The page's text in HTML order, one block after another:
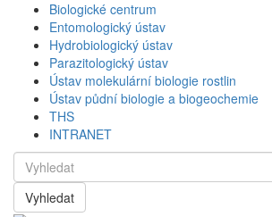
Biologické centrum
Entomologický ústav
Hydrobiologický ústav
Parazitologický ústav
Ústav molekulární biologie rostlin
Ústav půdní biologie a biogeochemie
THS
INTRANET
Vyhledat